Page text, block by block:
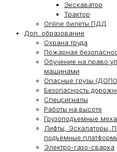
Экскаватор
Трактор
Online билеты ПДД
Доп. образование
Охрана труда
Пожарная
Обучение на право
машинами
Опасные грузы
Безопасность
Спецсигналы
Работы на высоте
Грузоподъемные
Лифты, Эскалаторы,
подъёмные
Электро-газо-сварка